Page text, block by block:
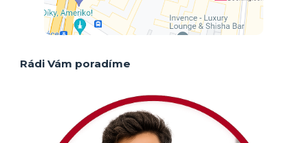
Rádi Vám poradíme